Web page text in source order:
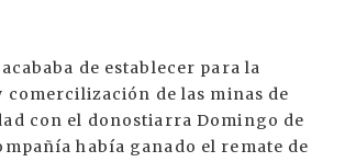
de establecer para la
comercilización de las minas de
con el donostiarra Domingo de
había ganado el remate de